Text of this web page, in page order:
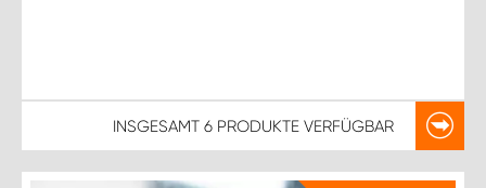
INSGESAMT 6 PRODUKTE VERFÜGBAR